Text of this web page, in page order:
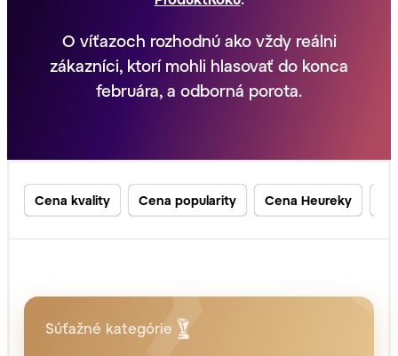
O víťazoch rozhodnú ako vždy reálni
zákazníci, ktorí mohli hlasovať do konca
februára, a odborná porota.
Cena kvality Cena popularity Cena Heureky
Súťažné kategórie